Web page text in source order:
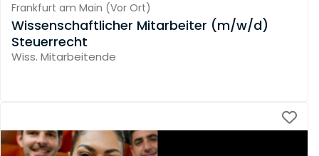
Frankfurt am Main (Vor Ort)
Wissenschaftlicher Mitarbeiter (m/w/d)
Steuerrecht
Wiss. Mitarbeitende